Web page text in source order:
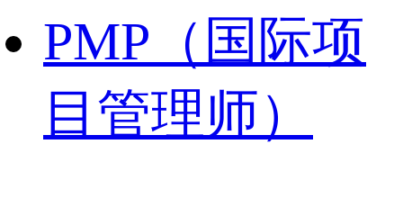
PMP（国际项
目管理师）